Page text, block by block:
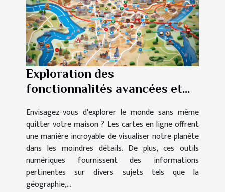
Exploration des
fonctionnalités avancées et
cartes en ligne
Envisagez-vous d'explorer le monde sans même
quitter votre maison ? Les cartes en ligne offrent
une manière incroyable de visualiser notre planète
dans les moindres détails. De plus, ces outils
numériques fournissent des informations
pertinentes sur divers sujets tels que la
géographie,...